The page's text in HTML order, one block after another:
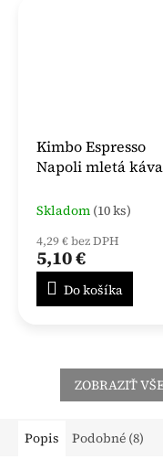
Kimbo Espresso
Napoli mletá káva
Skladom (10 ks)
4,29 € bez DPH
5,10 €
Do košíka
ZOBRAZIŤ
Popis Podobné (8)